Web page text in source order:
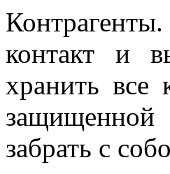
контакт и
хранить все
забрать с